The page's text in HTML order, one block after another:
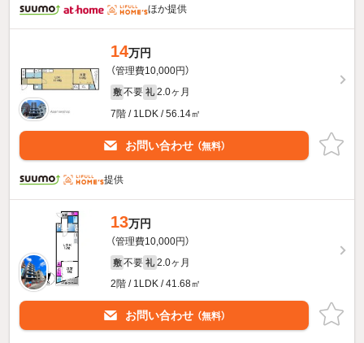
ほか提供
14万円
（管理費10,000円）
敷 不要 礼 2.0ヶ月
7階 / 1LDK / 56.14㎡
お問い合わせ （無料）
提供
13万円
（管理費10,000円）
敷 不要 礼 2.0ヶ月
2階 / 1LDK / 41.68㎡
お問い合わせ （無料）